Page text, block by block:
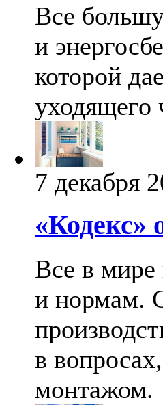
Все
и
которой
уходящего
7 декабря
«Кодекс»
Все в мире
и нормам.
в
монтажом.